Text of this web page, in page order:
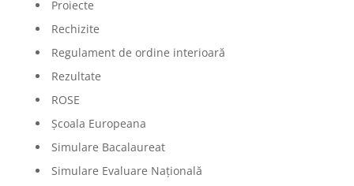
Proiecte
Rechizite
Regulament de ordine interioară
Rezultate
ROSE
Școala Europeana
Simulare Bacalaureat
Simulare Evaluare Națională